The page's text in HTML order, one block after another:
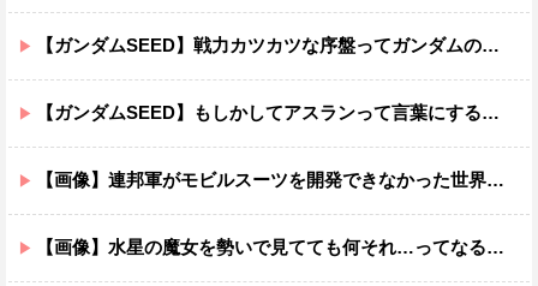
【ガンダムSEED】戦力カツカツな序盤ってガンダムの中だと割と珍しい気がする
【ガンダムSEED】もしかしてアスランって言葉にするのが下手なだけでめっちゃいい人なのでは？
【画像】連邦軍がモビルスーツを開発できなかった世界線のガンダムｗｗｗｗｗｗｗ
【画像】水星の魔女を勢いで見てても何それ…ってなる部分ｗｗｗｗｗｗｗｗ